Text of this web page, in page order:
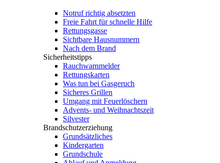
Notruf richtig absetzten
Freie Fahrt für schnelle Hilfe
Rettungsgasse
Sichtbare Hausnummern
Nach dem Brand
Sicherheitstipps
Rauchwarnmelder
Rettungskarten
Was tun bei Gasgeruch
Sicheres Grillen
Umgang mit Feuerlöschern
Advents- und Weihnachtszeit
Silvester
Brandschutzerziehung
Grundsätzliches
Kindergarten
Grundschule